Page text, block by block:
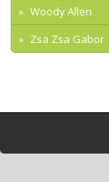
Woody Allen
Zsa Zsa Gabor